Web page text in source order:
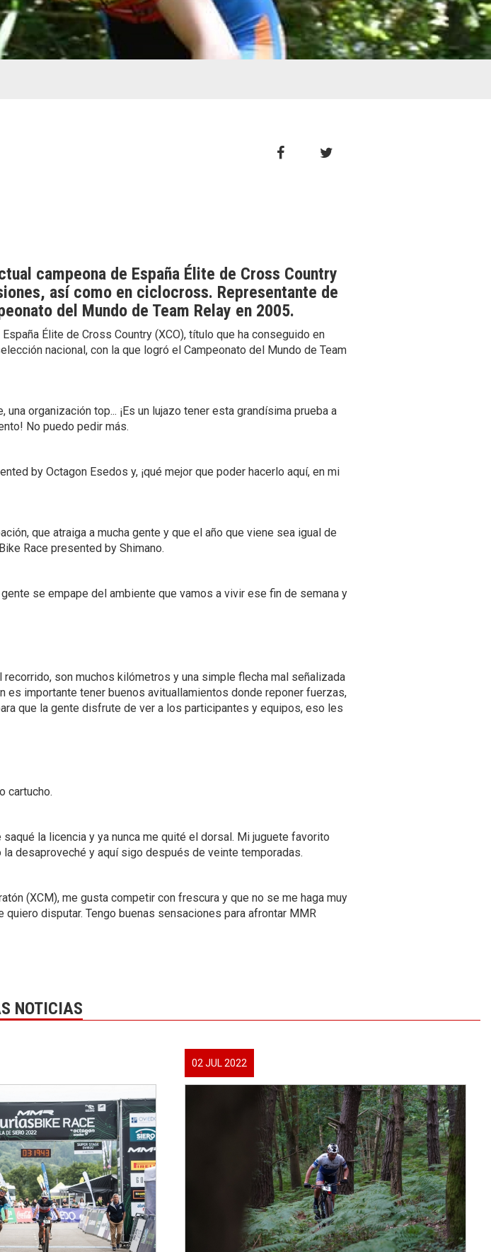
campeona de España Élite de Cross Country
así como en ciclocross. Representante de
del Mundo de Team Relay en 2005.
Élite de Cross Country (XCO), título que ha conseguido en
nacional, con la que logró el Campeonato del Mundo de Team
organización top... ¡Es un lujazo tener esta grandísima prueba a
No puedo pedir más.
by Octagon Esedos y, ¡qué mejor que poder hacerlo aquí, en mi
que atraiga a mucha gente y que el año que viene sea igual de
Race presented by Shimano.
se empape del ambiente que vamos a vivir ese fin de semana y
son muchos kilómetros y una simple flecha mal señalizada
importante tener buenos avituallamientos donde reponer fuerzas,
que la gente disfrute de ver a los participantes y equipos, eso les
cartucho.
la licencia y ya nunca me quité el dorsal. Mi juguete favorito
desaproveché y aquí sigo después de veinte temporadas.
(XCM), me gusta competir con frescura y que no se me haga muy
disputar. Tengo buenas sensaciones para afrontar MMR
NOTICIAS
02 JUL 2022